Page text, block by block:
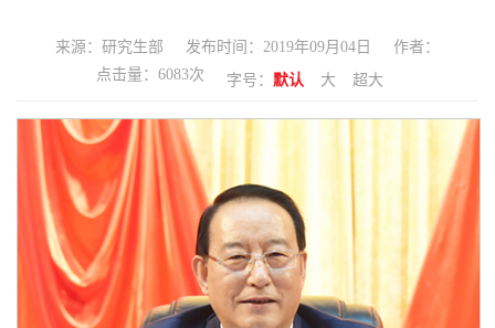
来源：研究生部 发布时间：2019年09月04日
作者：
点击量： 6083次 字号： 默认 大 超大